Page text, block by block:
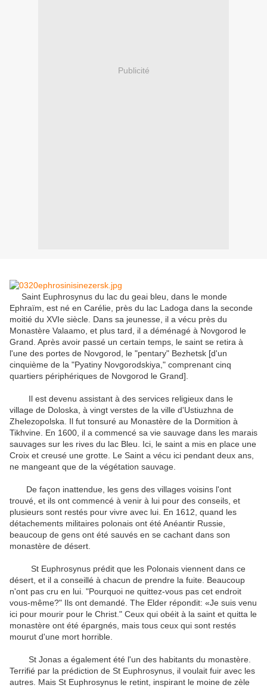
Publicité
Saint Euphrosynus du lac du geai bleu dans le monde
Ephraïm est né en Carélie , près du lac Ladoga dans la seconde
moitié du XVIe siècle Dans sa jeunesse, il a vécu près du
Monastère Valaamo et plus tard, il a déménagé à Novgorod le
Grand. Après avoir passé un certain temps , le saint se retira à
l'une des portes de Novgorod le "pentary" Bezhetsk [d'un
cinquième de la "Pyatiny Novgorodskiya " comprenant cinq
quartiers périphériques de Novgorod le Grand]
Il est devenu assistant à des services religieux dans le
village de Doloska à vingt verstes de la ville d'Ustiuzhna de
Zhelezopolska
Il fut tonsuré au Monastère de la Dormition à
Tikhvine En 1600, il a commencé sa vie sauvage dans les marais
sauvages sur les rives du lac Bleu Ici, le saint a mis en place une
Croix et creusé une grotte Le Saint a vécu ici pendant deux ans
ne mangeant que de la végétation sauvage
De façon inattendue, les gens des villages voisins l'ont
trouvé et ils ont commencé à venir à lui pour des conseils et
plusieurs sont restés pour vivre avec lui En 1612 quand les
détachements militaires polonais ont étéAnéantir Russie
beaucoup de gens ont été sauvés en se cachant dans son
monastère de désert
St Euphrosynus prédit que les Polonais viennent dans ce
désert et il a conseillé à chacun de prendre la fuite. Beaucoup
n'ont pas cru en lui "Pourquoi ne quittez-vous pas cet endroit
vous-même?" Ils ont demandé The Elder répondit: «Je suis venu
ici pour mourir pour le Christ " Ceux qui obéit à la saint et quitta le
monastère ont été épargnés mais tous ceux qui sont restés
mourut d'une mort horrible.
St Jonas a également été l'un des habitants du monastère
Terrifié par la prédiction de St Euphrosynus , il voulait fuir avec les
autres. Mais St Euphrosynus le retint , inspirant le moine de zèle